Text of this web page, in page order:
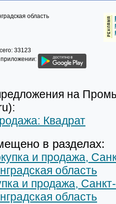
область
33123
на
Квадрат
в разделах:
и продажа,
область
и продажа,
область